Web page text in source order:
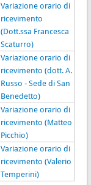
Variazione orario di
ricevimento
(Dott.ssa Francesca
Scaturro)
Variazione orario di
ricevimento (dott. A.
Russo - Sede di San
Benedetto)
Variazione orario di
ricevimento (Matteo
Picchio)
Variazione orario di
ricevimento (Valerio
Temperini)